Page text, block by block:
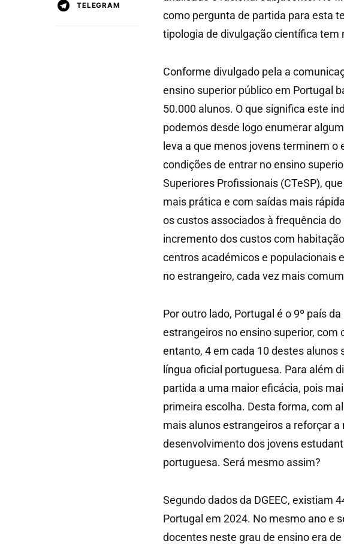
TELEGRAM
como pergunta de partida para esta
tipologia de divulgação científica tem
Conforme divulgado pela a
ensino superior público em Portugal
50.000 alunos. O que significa este
podemos desde logo enumerar
leva a que menos jovens terminem
condições de entrar no ensino
Superiores Profissionais (CTeSP),
mais prática e com saídas mais
os custos associados à frequência
incremento dos custos com
centros académicos e populacionais
no estrangeiro, cada vez mais
Por outro lado, Portugal é o 9º país
estrangeiros no ensino superior, com
entanto, 4 em cada 10 destes alunos
língua oficial portuguesa. Para além
partida a uma maior eficácia, pois
primeira escolha. Desta forma, com
mais alunos estrangeiros a reforçar
desenvolvimento dos jovens
portuguesa. Será mesmo assim?
Segundo dados da DGEEC, existiam
Portugal em 2024. No mesmo ano e
docentes neste grau de ensino era